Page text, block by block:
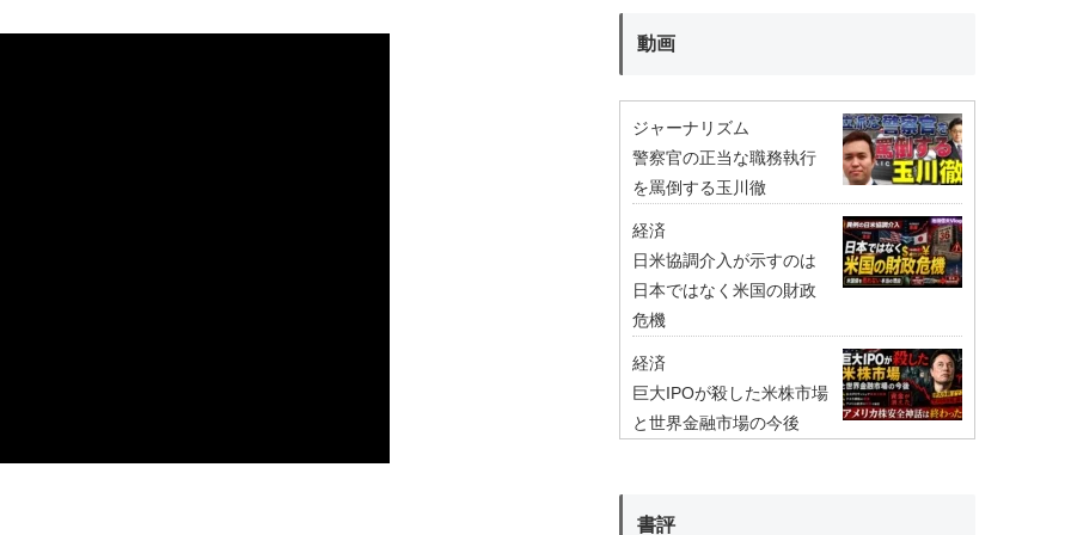
動画
ジャーナリズム
警察官の正当な職務執行
を罵倒する玉川徹
経済
日米協調介入が示すのは
日本ではなく米国の財政
危機
経済
巨大IPOが殺した米株市場
と世界金融市場の今後
書評